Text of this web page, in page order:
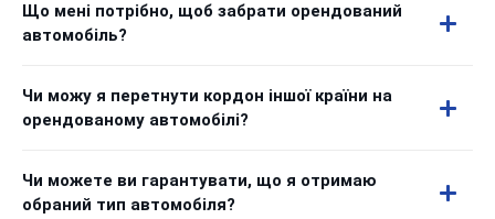
Що мені потрібно, щоб забрати орендований
автомобіль?
Чи можу я перетнути кордон іншої країни на
орендованому автомобілі?
Чи можете ви гарантувати, що я отримаю
обраний тип автомобіля?